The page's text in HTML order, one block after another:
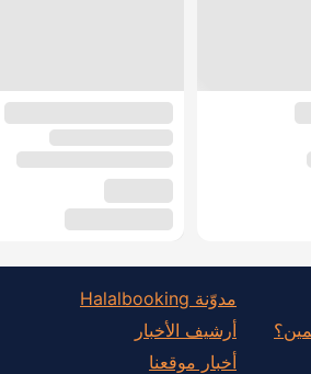
مدوّنة Halalbooking
أرشيف الأخبار
أخبار موقعنا